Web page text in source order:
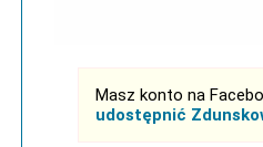
Masz konto na
udostępnić